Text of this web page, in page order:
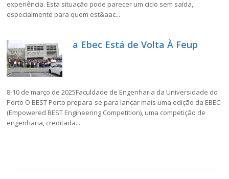
experiência. Esta situação pode parecer um ciclo sem saída,
especialmente para quem est&aac...
a Ebec Está de Volta À Feup
8-10 de março de 2025Faculdade de Engenharia da Universidade do
Porto O BEST Porto prepara-se para lançar mais uma edição da EBEC
(Empowered BEST Engineering Competition), uma competição de
engenharia, creditada...